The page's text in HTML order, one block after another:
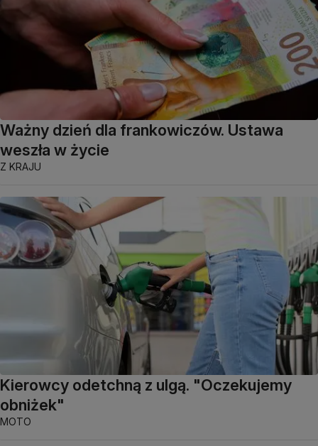
Ważny dzień dla frankowiczów. Ustawa
weszła w życie
Z KRAJU
Kierowcy odetchną z ulgą. "Oczekujemy
obniżek"
MOTO